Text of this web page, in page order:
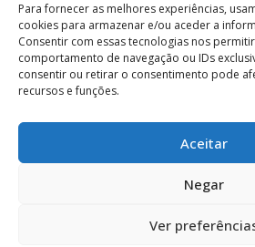
Para fornecer as melhores experiências,
cookies para armazenar e/ou aceder a
Consentir com essas tecnologias nos
comportamento de navegação ou IDs
consentir ou retirar o consentimento pode
recursos e funções.
Aceitar
Negar
Ver